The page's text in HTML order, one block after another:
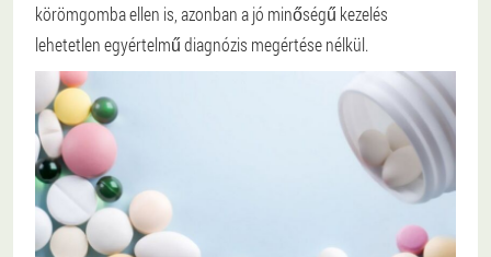
körömgomba ellen is, azonban a jó minőségű kezelés
lehetetlen egyértelmű diagnózis megértése nélkül.